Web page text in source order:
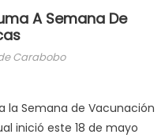
A Semana De
Carabobo
la Semana de Vacunación
inició este 18 de mayo